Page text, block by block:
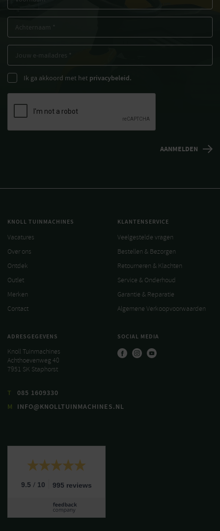
Ik ga akkoord met het privacybeleid.
KNOLL TUINMACHINES
Vacatures
Over ons
Ontdek
Outlet
Merken
Contact
KLANTENSERVICE
Veelgestelde vragen
Bestellen & Bezorgen
Retourneren & Klachten
Service & Onderhoud
Garantie & Reparatie
Algemene Verkoopvoorwaarden
ADRESGEGEVENS
Knoll Tuinmachines
Achthoevenweg 40
7951 SK Staphorst
T
085 1609330
M
INFO@KNOLLTUINMACHINES.NL
SOCIAL MEDIA
9.5 / 10 995 reviews